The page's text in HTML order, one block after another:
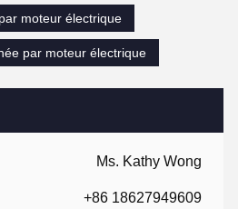
Ms. Kathy Wong
+86 18627949609
moteur électrique
par moteur électrique